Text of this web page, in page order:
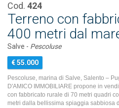
Cod. 424
Terreno con
400 metri dal
Salve - Pescoluse
€ 55.000
Pescoluse, marina di Salve, Salento –
D'AMICO IMMOBILIARE propone in
con fabbricato rurale di 70 metri quadri
metri dalla bellissima spiaggia sabbiosa